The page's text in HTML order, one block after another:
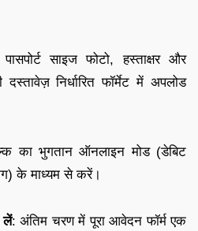
साइज फोटो, हस्ताक्षर और
निर्धारित फॉर्मेट में अपलोड
का भुगतान ऑनलाइन मोड (डेबिट
के माध्यम से करें।
लें: अंतिम चरण में पूरा आवेदन फॉर्म एक